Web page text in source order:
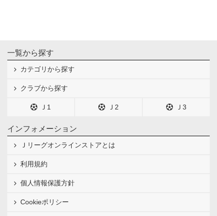
一覧から探す
カテゴリから探す
クラブから探す
Ｊ1 Ｊ2 Ｊ3
インフォメーション
Ｊリーグオンラインストアとは
利用規約
個人情報保護方針
Cookieポリシー